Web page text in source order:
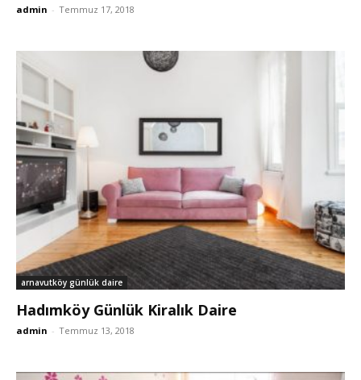
admin - Temmuz 17, 2018
arnavutköy günlük daire
Hadımköy Günlük Kiralık Daire
admin - Temmuz 13, 2018